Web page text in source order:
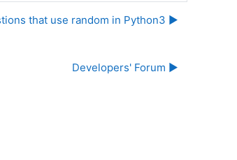
that use random in Python3 ▶︎
Developers' Forum ▶︎